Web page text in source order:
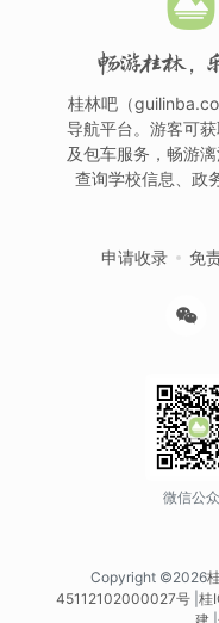
畅游桂林，
桂林吧（
导航平台。游客可
及包车服务，畅游
查询学校信息、政
申请收录 免
微信公
Copyright ©2026
45112102000027号 桂